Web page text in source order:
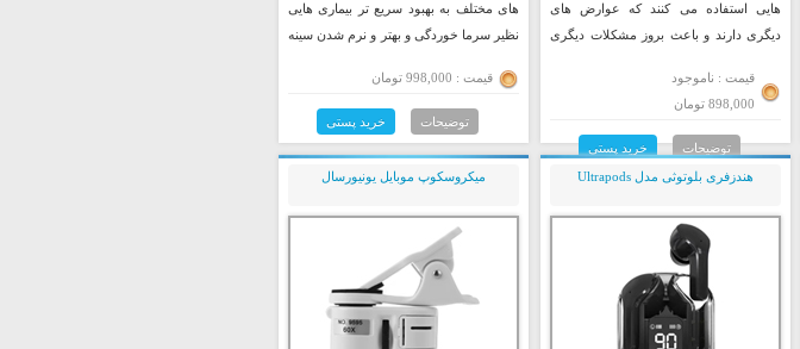
هایی استفاده می کنند که عوارض های
دیگری دارند و باعث بروز مشکلات دیگری
قیمت : ناموجود
898,000 تومان
توضیحات خرید پستی
های مختلف به بهبود سریع تر بیماری هایی
نظیر سرما خوردگی و بهتر و نرم شدن سینه
قیمت : 998,000 تومان
توضیحات خرید پستی
هندزفری بلوتوثی مدل Ultrapods میکروسکوپ موبایل یونیورسال